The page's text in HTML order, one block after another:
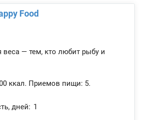
Food
— тем, кто любит рыбу и
ккал. Приемов пищи: 5.
дней: 1